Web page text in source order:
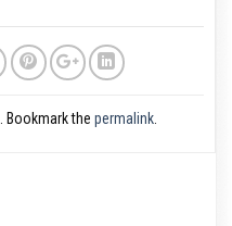
. Bookmark the permalink